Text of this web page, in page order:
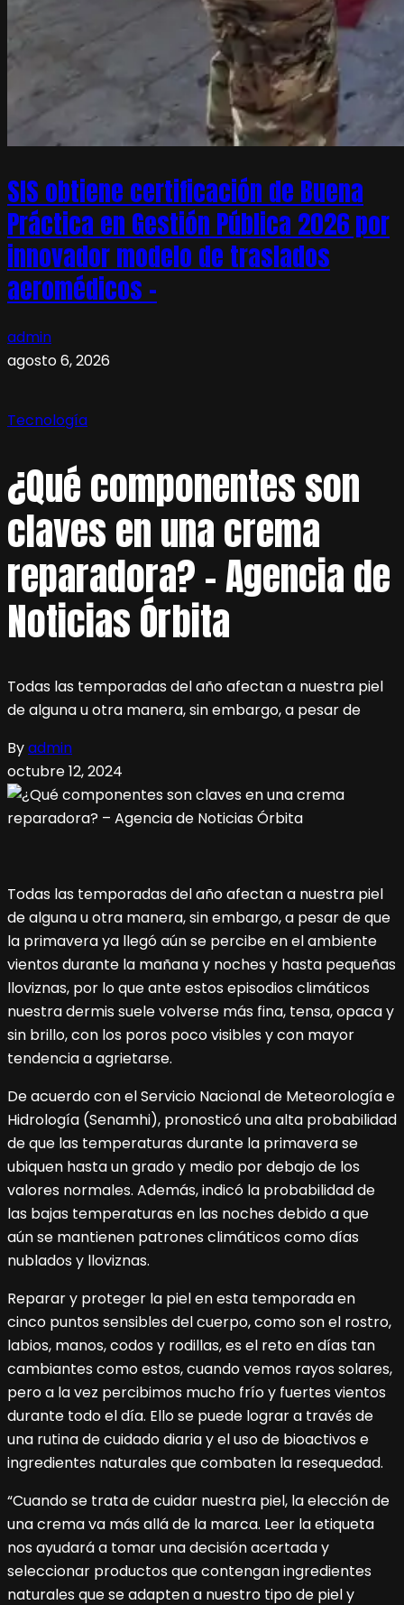
SIS obtiene certificación de Buena
Práctica en Gestión Pública 2026 por
innovador modelo de traslados
aeromédicos –
admin
agosto 6, 2026
Tecnología
¿Qué componentes son
claves en una crema
reparadora? – Agencia de
Noticias Órbita
Todas las temporadas del año afectan a nuestra piel
de alguna u otra manera, sin embargo, a pesar de
Byadmin
octubre 12, 2024
Todas las temporadas del año afectan a nuestra piel
de alguna u otra manera, sin embargo, a pesar de que
la primavera ya llegó aún se percibe en el ambiente
vientos durante la mañana y noches y hasta pequeñas
lloviznas, por lo que ante estos episodios climáticos
nuestra dermis suele volverse más fina, tensa, opaca y
sin brillo, con los poros poco visibles y con mayor
tendencia a agrietarse.
De acuerdo con el Servicio Nacional de Meteorología e
Hidrología (Senamhi), pronosticó una alta probabilidad
de que las temperaturas durante la primavera se
ubiquen hasta un grado y medio por debajo de los
valores normales. Además, indicó la probabilidad de
las bajas temperaturas en las noches debido a que
aún se mantienen patrones climáticos como días
nublados y lloviznas.
Reparar y proteger la piel en esta temporada en
cinco puntos sensibles del cuerpo, como son el rostro,
labios, manos, codos y rodillas, es el reto en días tan
cambiantes como estos, cuando vemos rayos solares,
pero a la vez percibimos mucho frío y fuertes vientos
durante todo el día. Ello se puede lograr a través de
una rutina de cuidado diaria y el uso de bioactivos e
ingredientes naturales que combaten la resequedad.
“Cuando se trata de cuidar nuestra piel, la elección de
una crema va más allá de la marca. Leer la etiqueta
nos ayudará a tomar una decisión acertada y
seleccionar productos que contengan ingredientes
naturales que se adapten a nuestro tipo de piel y